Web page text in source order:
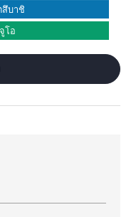
สึบาชิ
โอ